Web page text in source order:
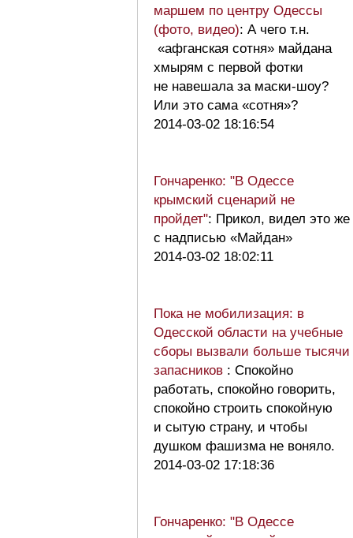
маршем по центру Одессы
(фото, видео): А чего т.н.
«афганская сотня» майдана
хмырям с первой фотки
не навешала за маски-шоу?
Или это сама «сотня»?
2014-03-02 18:16:54
Гончаренко: "В Одессе
крымский сценарий не
пройдет": Прикол, видел это же
с надписью «Майдан»
2014-03-02 18:02:11
Пока не мобилизация: в
Одесской области на учебные
сборы вызвали больше тысячи
запасников : Спокойно
работать, спокойно говорить,
спокойно строить спокойную
и сытую страну, и чтобы
душком фашизма не воняло.
2014-03-02 17:18:36
Гончаренко: "В Одессе